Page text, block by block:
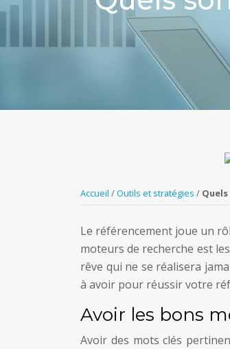
Accueil /Outils et stratégies /
Le référencement joue un
moteurs de recherche est
rêve qui ne se réalisera
à avoir pour réussir votre
Avoir les bons
Avoir des mots clés